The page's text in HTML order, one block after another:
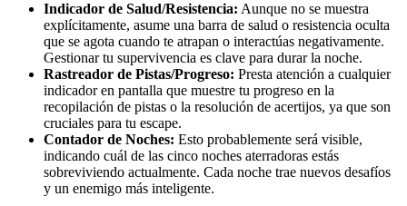
Indicador de Salud/Resistencia: Aunque no se muestra
explícitamente, asume una barra de salud o resistencia oculta
que se agota cuando te atrapan o interactúas negativamente.
Gestionar tu supervivencia es clave para durar la noche.
Rastreador de Pistas/Progreso: Presta atención a cualquier
indicador en pantalla que muestre tu progreso en la
recopilación de pistas o la resolución de acertijos, ya que son
cruciales para tu escape.
Contador de Noches: Esto probablemente será visible,
indicando cuál de las cinco noches aterradoras estás
sobreviviendo actualmente. Cada noche trae nuevos desafíos
y un enemigo más inteligente.